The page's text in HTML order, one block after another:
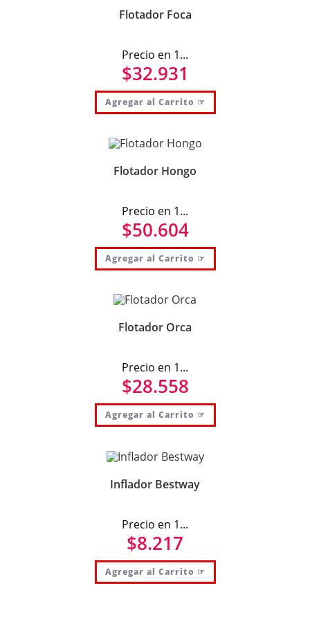
Flotador Foca
Precio en 1...
$32.931
Agregar al Carrito ☞
Flotador Hongo
Precio en 1...
$50.604
Agregar al Carrito ☞
Flotador Orca
Precio en 1...
$28.558
Agregar al Carrito ☞
Inflador Bestway
Precio en 1...
$8.217
Agregar al Carrito ☞